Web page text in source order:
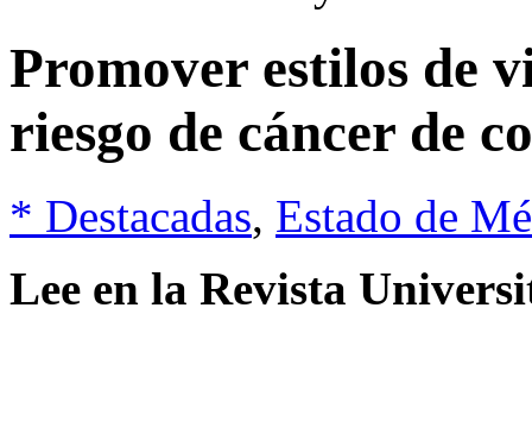
Promover estilos de
riesgo de cáncer de
* Destacadas, Estado de
Lee en la Revista